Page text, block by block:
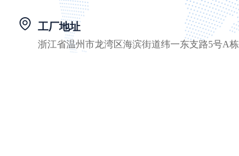
工厂地址
浙江省温州市龙湾区海滨街道纬一东支路5号A栋